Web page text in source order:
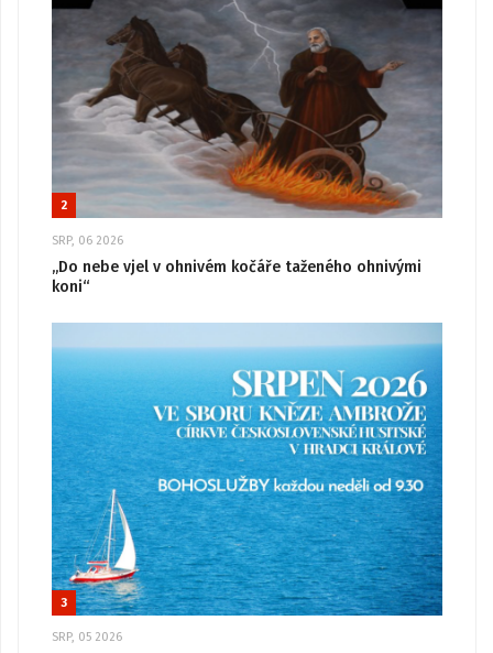
2
SRP, 06 2026
„Do nebe vjel v ohnivém kočáře taženého ohnivými
koni“
3
SRP, 05 2026